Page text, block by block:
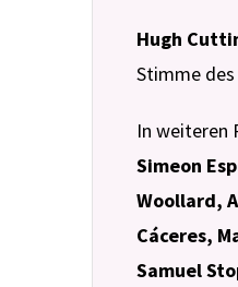
Hugh
Stimme
In weiteren
Simeon
Woollard,
Cáceres,
Samuel